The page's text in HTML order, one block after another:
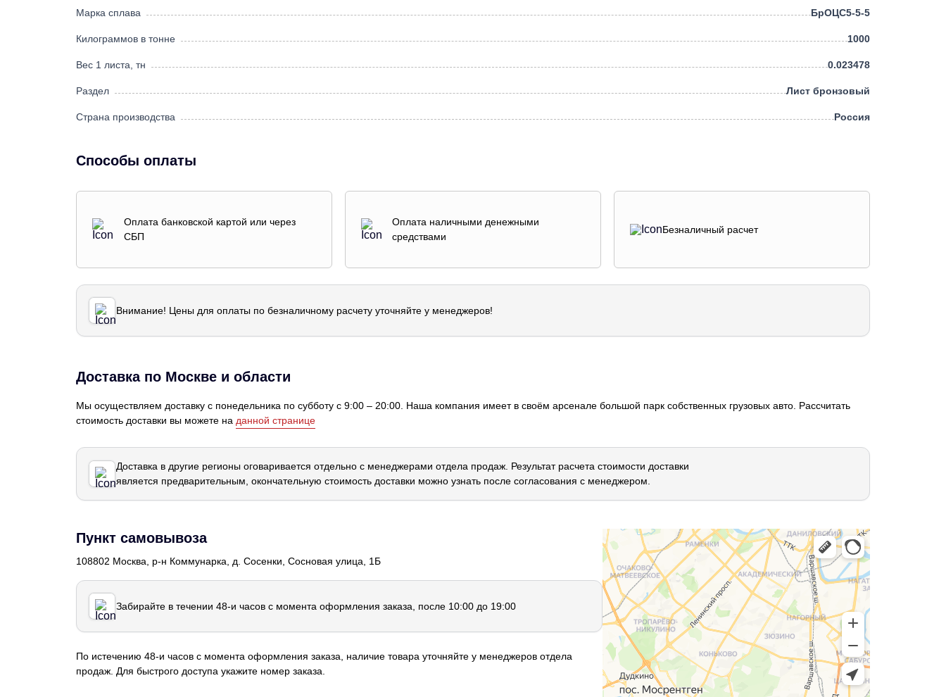
Марка сплава БрОЦС5-5-5
Килограммов в тонне 1000
Вес 1 листа, тн 0.023478
Раздел Лист бронзовый
Страна производства Россия
Способы оплаты
Оплата банковской картой или через
СБП
Оплата наличными денежными
средствами
Безналичный расчет
Внимание! Цены для оплаты по безналичному расчету уточняйте у менеджеров!
Доставка по Москве и области
Мы осуществляем доставку с понедельника по субботу с 9:00 – 20:00. Наша компания имеет в своём арсенале большой парк собственных грузовых авто. Рассчитать
стоимость доставки вы можете на данной странице
Доставка в другие регионы оговаривается отдельно с менеджерами отдела продаж. Результат расчета стоимости доставки
является предварительным, окончательную стоимость доставки можно узнать после согласования с менеджером.
Пункт самовывоза
108802 Москва, р-н Коммунарка, д. Сосенки, Сосновая улица, 1Б
Забирайте в течении 48-и часов с момента оформления заказа, после 10:00 до 19:00
По истечению 48-и часов с момента оформления заказа, наличие товара уточняйте у менеджеров отдела
продаж. Для быстрого доступа укажите номер заказа.